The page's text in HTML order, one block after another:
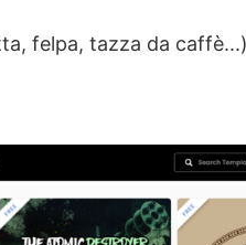
felpa, tazza da